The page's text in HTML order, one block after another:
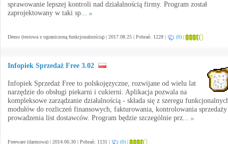
sprawowanie lepszej kontroli nad działalnością firmy. Program został
zaprojektowany w taki sp...
Demo (testowa z ograniczoną funkcjonalnością) | 2017.08.25 | Pobrań: 1228 | (0) |
Infopiek Sprzedaż Free 3.02
Infopiek Sprzedaż Free to polskojęzyczne, rozwijane od wielu lat
narzędzie do obsługi piekarni i cukierni. Aplikacja pozwala na
kompleksowe zarządzanie działalnością - składa się z szeregu
modułów do rozliczeń finansowych, fakturowania, kontrolowania
prowadzenia list dostawców. Program będzie szczególnie prz...
Freeware (darmowa) | 2014.06.30 | Pobrań: 1131 | (0) |